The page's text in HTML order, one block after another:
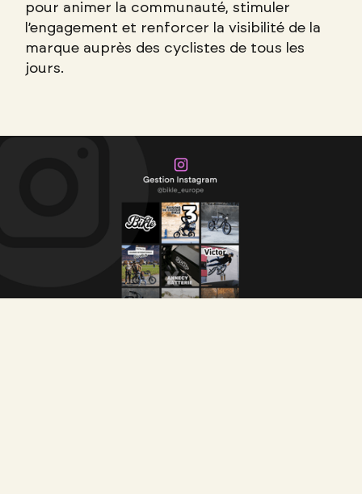
pour animer la communauté, stimuler
l’engagement et renforcer la visibilité de la
marque auprès des cyclistes de tous les
jours.